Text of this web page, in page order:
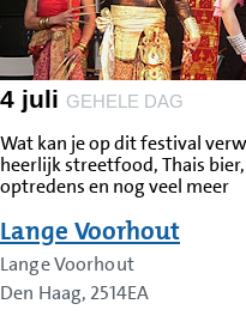
4 juli GEHELE DAG
Wat kan je op dit festival
heerlijk streetfood, Thais
optredens en nog veel meer
Lange Voorhout
Lange Voorhout
Den Haag, 2514EA